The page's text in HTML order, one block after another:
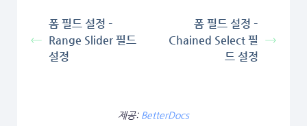
폼 필드 설정 –
Range Slider 필드
설정
폼 필드 설정 –
Chained Select 필
드 설정
제공: BetterDocs